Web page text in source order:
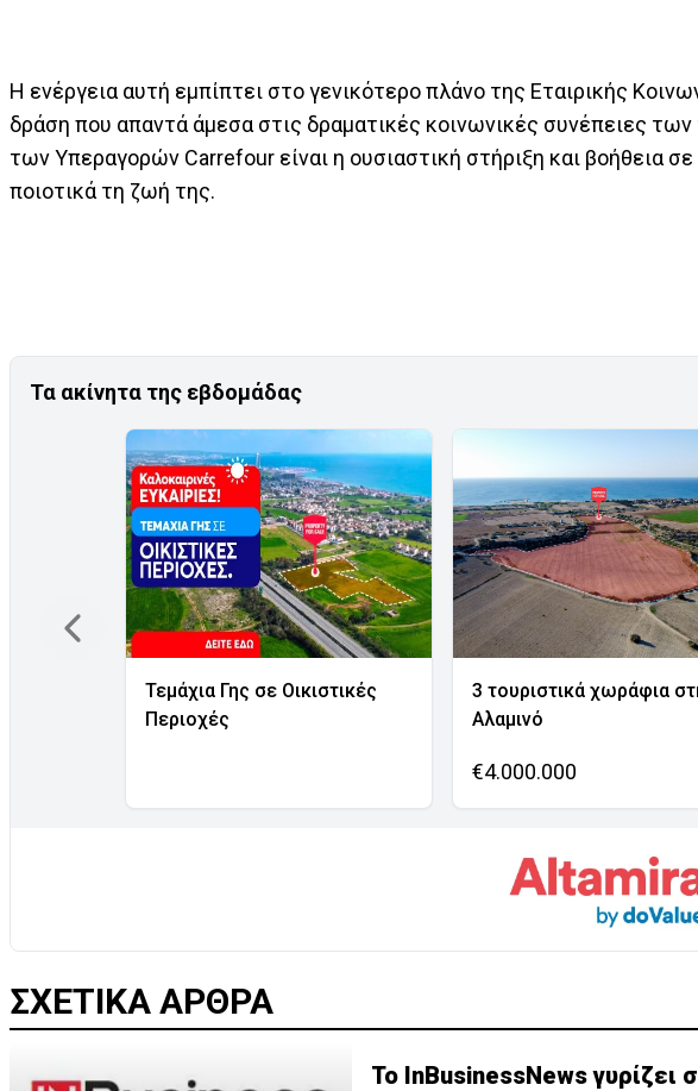
Η ενέργεια αυτή εμπίπτει στο γενικότερο πλάνο της Εταιρικής
δράση που απαντά άμεσα στις δραματικές κοινωνικές συνέπειες
των Υπεραγορών Carrefour είναι η ουσιαστική στήριξη και βοήθεια
ποιοτικά τη ζωή της.
Τα ακίνητα της εβδομάδας
Τεμάχια Γης σε Οικιστικές
Περιοχές
3 τουριστικά χωράφια
Αλαμινό
€4.000.000
ΣΧΕΤΙΚΑ ΑΡΘΡΑ
Το InBusinessNews γυρίζει